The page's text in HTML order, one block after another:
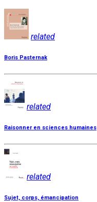
related
Boris Pasternak
related
Raisonner en sciences humaines
related
Sujet, corps, émancipation